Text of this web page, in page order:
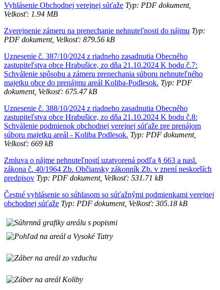
Vyhlásenie Obchodnej verejnej súťaže Typ: PDF dokument,
Velkosť: 1.94 MB
Zverejnenie zámeru na prenechanie nehnuteľnosti do nájmu Typ:
PDF dokument, Velkosť: 879.56 kB
Uznesenie č. 387/10/2024 z riadneho zasadnutia Obecného
zastupiteľstva obce Hrabušice, zo dňa 21.10.2024 K bodu č.7:
Schválenie spôsobu a zámeru prenechania súboru nehnuteľného
majetku obce do prenájmu areál Koliba-Podlesok. Typ: PDF
dokument, Velkosť: 675.47 kB
Uznesenie č. 388/10/2024 z riadneho zasadnutia Obecného
zastupiteľstva obce Hrabušice, zo dňa 21.10.2024 K bodu č.8:
Schválenie podmienok obchodnej verejnej súťaže pre prenájom
súboru majetku areál - Koliba Podlesok. Typ: PDF dokument,
Velkosť: 669 kB
Zmluva o nájme nehnuteľností uzatvorená podľa § 663 a nasl.
zákona č. 40/1964 Zb. Občiansky zákonník Zb. v znení neskorších
predpisov Typ: PDF dokument, Velkosť: 531.71 kB
Čestné vyhlásenie so súhlasom so súťažnými podmienkami verejnej
obchodnej súťaže Typ: PDF dokument, Velkosť: 305.18 kB